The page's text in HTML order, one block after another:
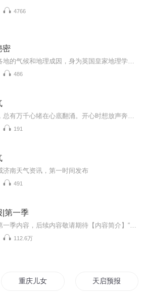
4766
密
486
191
济南天气资讯，第一时间发布
491
|第一季
112.6万
重庆儿女 天启预报